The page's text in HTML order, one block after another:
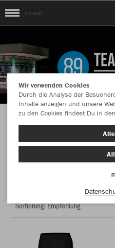
Torwart
Herzlich Willkommen
Wir verwenden Cookies
Durch die Analyse der
Inhalte anzeigen und unsere
zu den Cookies findest Du in